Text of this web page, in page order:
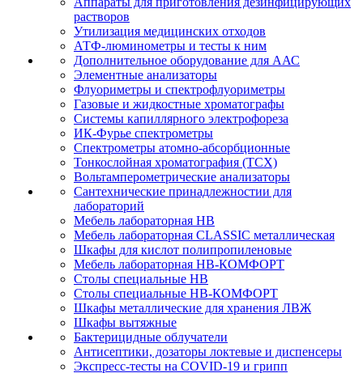
растворов
Утилизация медицинских отходов
АТФ-люминометры и тесты к ним
Дополнительное оборудование для ААС
Элементные анализаторы
Флуориметры и спектрофлуориметры
Газовые и жидкостные хроматографы
Системы капиллярного электрофореза
ИК-Фурье спектрометры
Спектрометры атомно-абсорбционные
Тонкослойная хроматография (ТСХ)
Вольтамперометрические анализаторы
Сантехнические принадлежностии для
лабораторий
Мебель лабораторная НВ
Мебель лабораторная CLASSIC металлическая
Шкафы для кислот полипропиленовые
Мебель лабораторная НВ-КОМФОРТ
Столы специальные НВ
Столы специальные НВ-КОМФОРТ
Шкафы металлические для хранения ЛВЖ
Шкафы вытяжные
Бактерицидные облучатели
Антисептики, дозаторы локтевые и диспенсеры
Экспресс-тесты на COVID-19 и грипп